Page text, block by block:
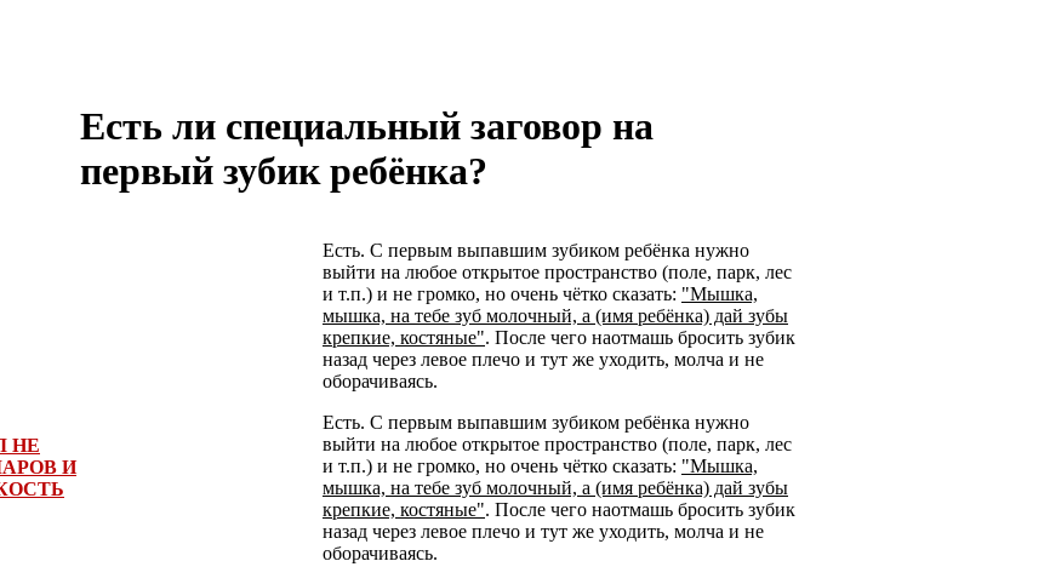
НЕ
И
Есть ли специальный заговор на
первый зубик ребёнка?
Есть. С первым выпавшим зубиком ребёнка нужно
выйти на любое открытое пространство (поле, парк, лес
и т.п.) и не громко, но очень чётко сказать: "Мышка,
мышка, на тебе зуб молочный, а (имя ребёнка) дай зубы
крепкие, костяные". После чего наотмашь бросить зубик
назад через левое плечо и тут же уходить, молча и не
оборачиваясь.
Есть. С первым выпавшим зубиком ребёнка нужно
выйти на любое открытое пространство (поле, парк, лес
и т.п.) и не громко, но очень чётко сказать: "Мышка,
мышка, на тебе зуб молочный, а (имя ребёнка) дай зубы
крепкие, костяные". После чего наотмашь бросить зубик
назад через левое плечо и тут же уходить, молча и не
оборачиваясь.